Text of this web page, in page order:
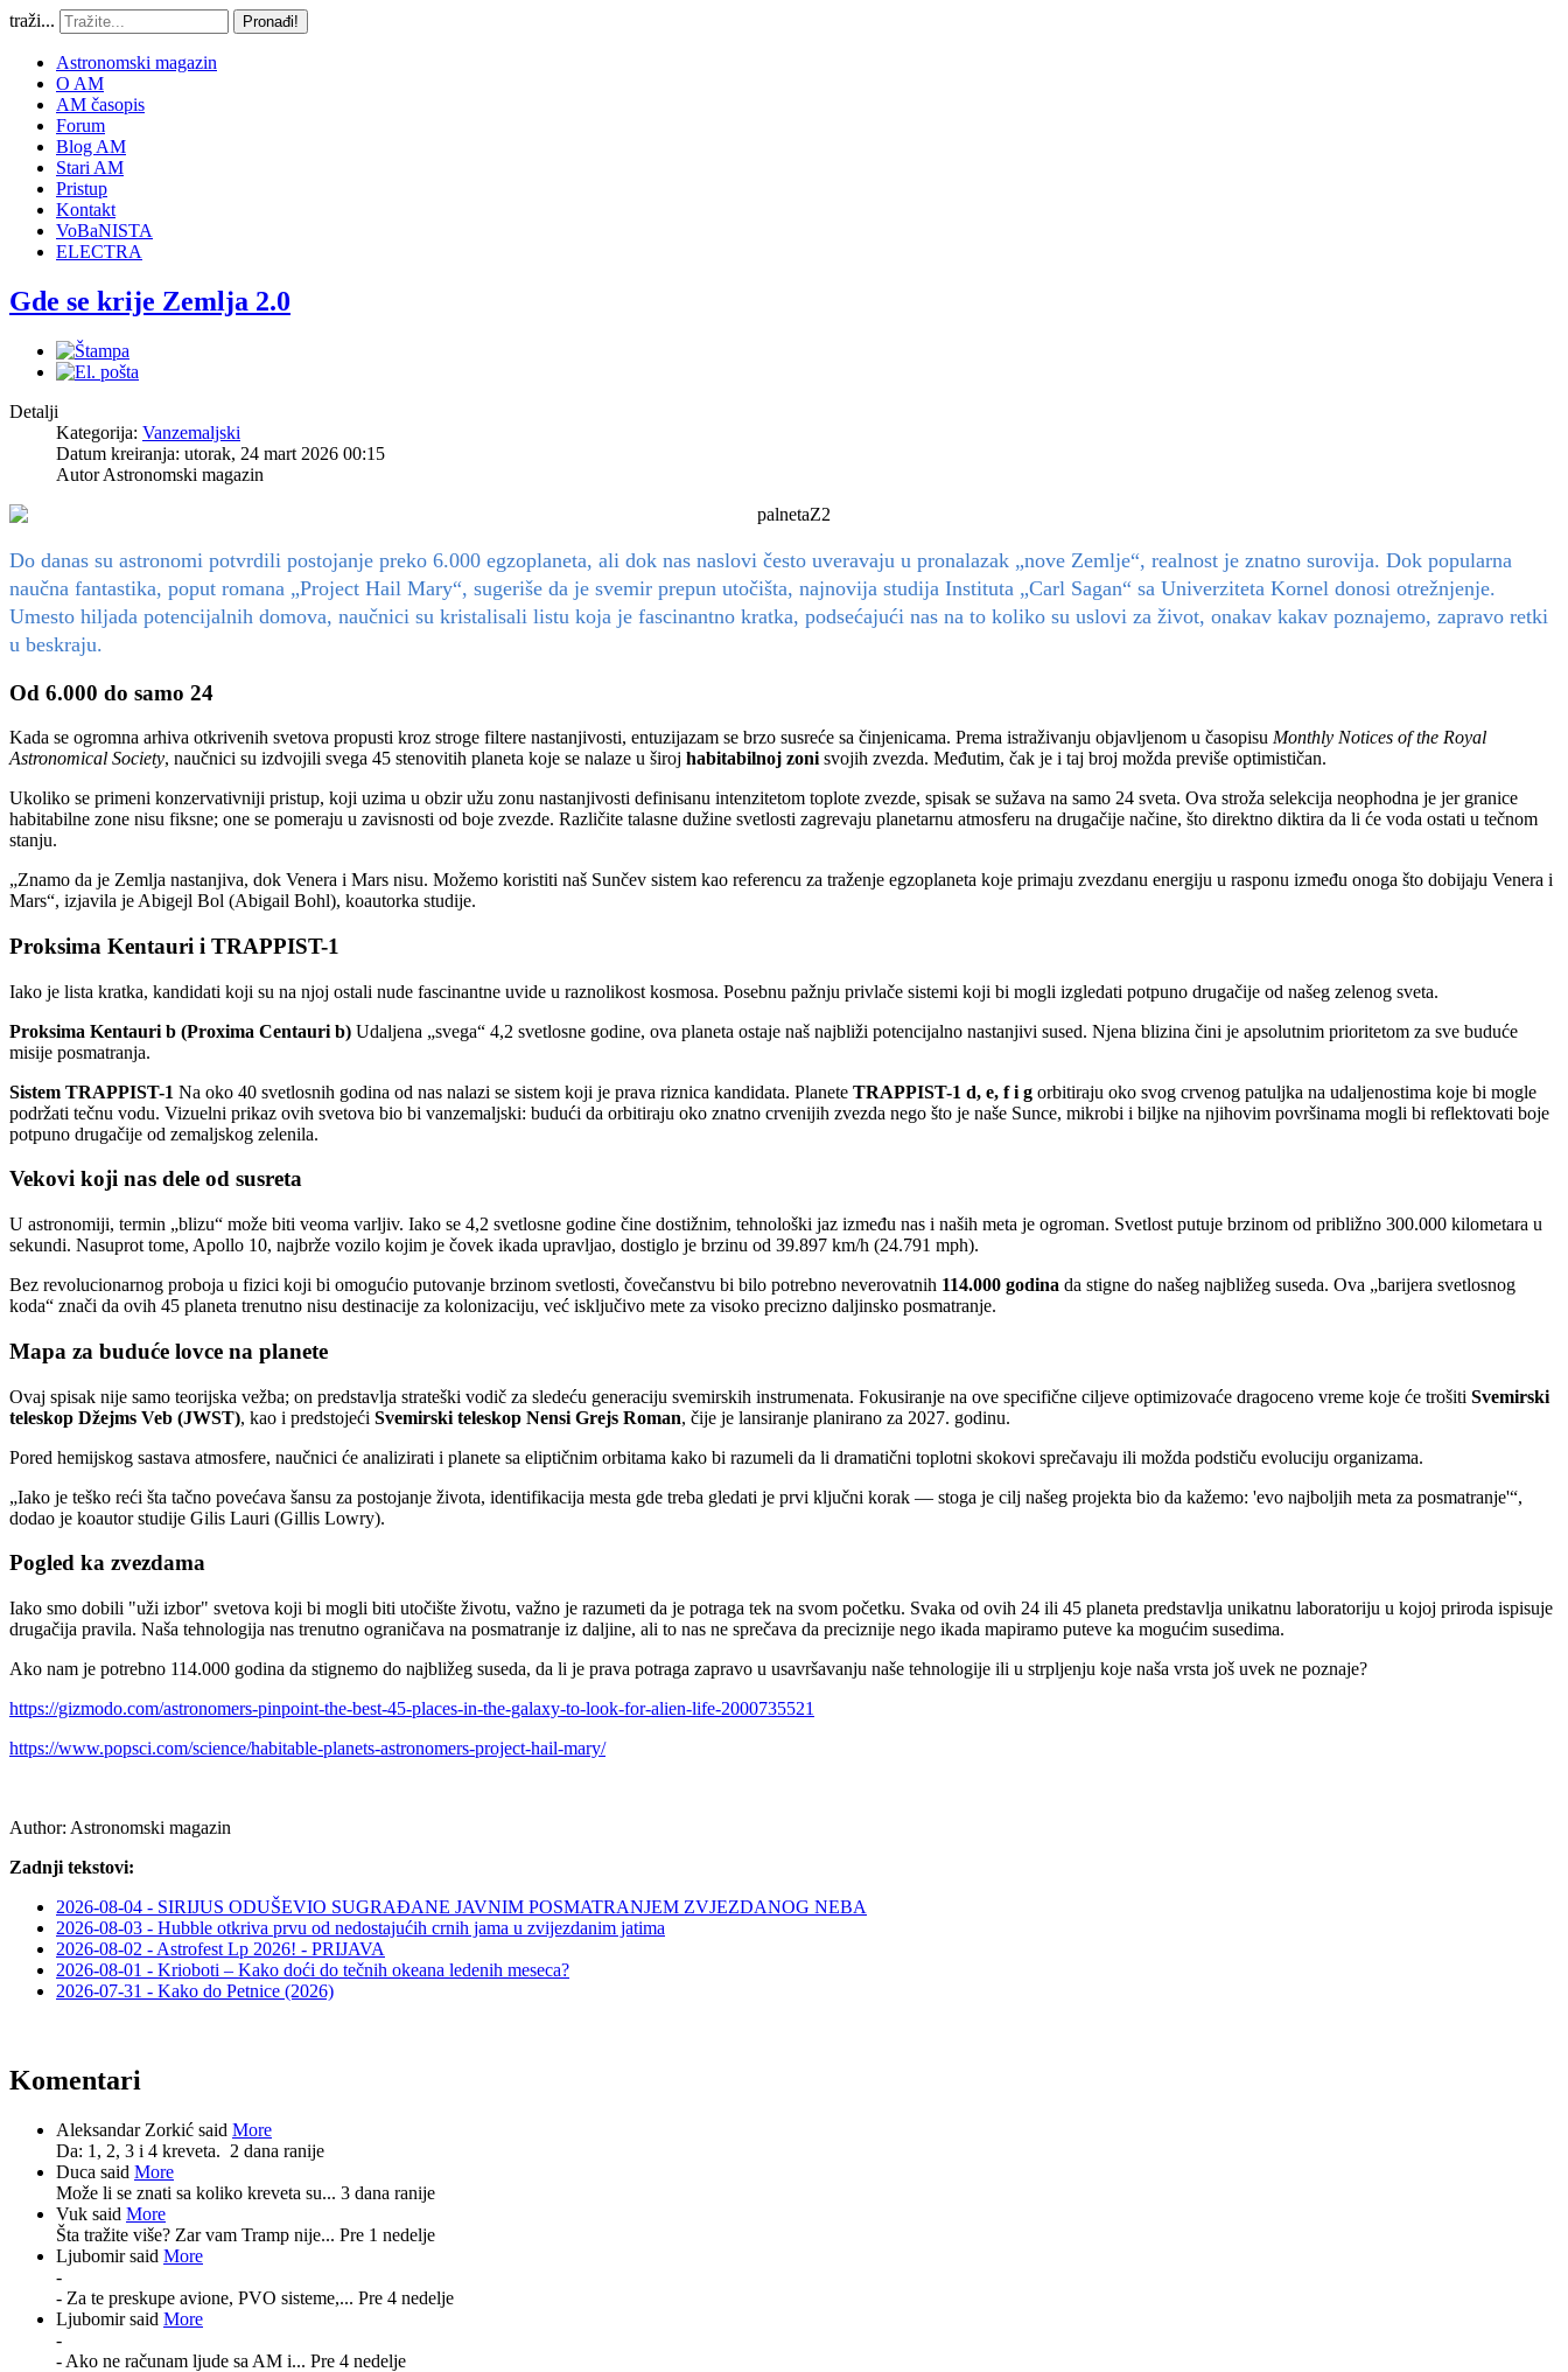
traži... Pronađi!
Astronomski magazin
O AM
AM časopis
Forum
Blog AM
Stari AM
Pristup
Kontakt
VoBaNISTA
ELECTRA
Gde se krije Zemlja 2.0
Detalji
Kategorija: Vanzemaljski
Datum kreiranja: utorak, 24 mart 2026 00:15
AutorAstronomski magazin
Do danas su astronomi potvrdili postojanje preko 6.000 egzoplaneta, ali dok nas naslovi često uveravaju u pronalazak „nove Zemlje“, realnost je znatno surovija. Dok popularna
naučna fantastika, poput romana „Project Hail Mary“, sugeriše da je svemir prepun utočišta, najnovija studija Instituta „Carl Sagan“ sa Univerziteta Kornel donosi otrežnjenje.
Umesto hiljada potencijalnih domova, naučnici su kristalisali listu koja je fascinantno kratka, podsećajući nas na to koliko su uslovi za život, onakav kakav poznajemo, zapravo retki
u beskraju.
Od 6.000 do samo 24
Kada se ogromna arhiva otkrivenih svetova propusti kroz stroge filtere nastanjivosti, entuzijazam se brzo susreće sa činjenicama. Prema istraživanju objavljenom u časopisu Monthly Notices of the Royal
Astronomical Society, naučnici su izdvojili svega 45 stenovitih planeta koje se nalaze u široj habitabilnoj zoni svojih zvezda. Međutim, čak je i taj broj možda previše optimističan.
Ukoliko se primeni konzervativniji pristup, koji uzima u obzir užu zonu nastanjivosti definisanu intenzitetom toplote zvezde, spisak se sužava na samo 24 sveta. Ova stroža selekcija neophodna je jer granice
habitabilne zone nisu fiksne; one se pomeraju u zavisnosti od boje zvezde. Različite talasne dužine svetlosti zagrevaju planetarnu atmosferu na drugačije načine, što direktno diktira da li će voda ostati u tečnom
stanju.
„Znamo da je Zemlja nastanjiva, dok Venera i Mars nisu. Možemo koristiti naš Sunčev sistem kao referencu za traženje egzoplaneta koje primaju zvezdanu energiju u rasponu između onoga što dobijaju Venera i
Mars“, izjavila je Abigejl Bol (Abigail Bohl), koautorka studije.
Proksima Kentauri i TRAPPIST-1
Iako je lista kratka, kandidati koji su na njoj ostali nude fascinantne uvide u raznolikost kosmosa. Posebnu pažnju privlače sistemi koji bi mogli izgledati potpuno drugačije od našeg zelenog sveta.
Proksima Kentauri b (Proxima Centauri b) Udaljena „svega“ 4,2 svetlosne godine, ova planeta ostaje naš najbliži potencijalno nastanjivi sused. Njena blizina čini je apsolutnim prioritetom za sve buduće
misije posmatranja.
Sistem TRAPPIST-1 Na oko 40 svetlosnih godina od nas nalazi se sistem koji je prava riznica kandidata. Planete TRAPPIST-1 d, e, f i g orbitiraju oko svog crvenog patuljka na udaljenostima koje bi mogle
podržati tečnu vodu. Vizuelni prikaz ovih svetova bio bi vanzemaljski: budući da orbitiraju oko znatno crvenijih zvezda nego što je naše Sunce, mikrobi i biljke na njihovim površinama mogli bi reflektovati boje
potpuno drugačije od zemaljskog zelenila.
Vekovi koji nas dele od susreta
U astronomiji, termin „blizu“ može biti veoma varljiv. Iako se 4,2 svetlosne godine čine dostižnim, tehnološki jaz između nas i naših meta je ogroman. Svetlost putuje brzinom od približno 300.000 kilometara u
sekundi. Nasuprot tome, Apollo 10, najbrže vozilo kojim je čovek ikada upravljao, dostiglo je brzinu od 39.897 km/h (24.791 mph).
Bez revolucionarnog proboja u fizici koji bi omogućio putovanje brzinom svetlosti, čovečanstvu bi bilo potrebno neverovatnih 114.000 godina da stigne do našeg najbližeg suseda. Ova „barijera svetlosnog
koda“ znači da ovih 45 planeta trenutno nisu destinacije za kolonizaciju, već isključivo mete za visoko precizno daljinsko posmatranje.
Mapa za buduće lovce na planete
Ovaj spisak nije samo teorijska vežba; on predstavlja strateški vodič za sledeću generaciju svemirskih instrumenata. Fokusiranje na ove specifične ciljeve optimizovaće dragoceno vreme koje će trošiti Svemirski
teleskop Džejms Veb (JWST), kao i predstojeći Svemirski teleskop Nensi Grejs Roman, čije je lansiranje planirano za 2027. godinu.
Pored hemijskog sastava atmosfere, naučnici će analizirati i planete sa eliptičnim orbitama kako bi razumeli da li dramatični toplotni skokovi sprečavaju ili možda podstiču evoluciju organizama.
„Iako je teško reći šta tačno povećava šansu za postojanje života, identifikacija mesta gde treba gledati je prvi ključni korak — stoga je cilj našeg projekta bio da kažemo: 'evo najboljih meta za posmatranje'“,
dodao je koautor studije Gilis Lauri (Gillis Lowry).
Pogled ka zvezdama
Iako smo dobili "uži izbor" svetova koji bi mogli biti utočište životu, važno je razumeti da je potraga tek na svom početku. Svaka od ovih 24 ili 45 planeta predstavlja unikatnu laboratoriju u kojoj priroda ispisuje
drugačija pravila. Naša tehnologija nas trenutno ograničava na posmatranje iz daljine, ali to nas ne sprečava da preciznije nego ikada mapiramo puteve ka mogućim susedima.
Ako nam je potrebno 114.000 godina da stignemo do najbližeg suseda, da li je prava potraga zapravo u usavršavanju naše tehnologije ili u strpljenju koje naša vrsta još uvek ne poznaje?
https://gizmodo.com/astronomers-pinpoint-the-best-45-places-in-the-galaxy-to-look-for-alien-life-2000735521
https://www.popsci.com/science/habitable-planets-astronomers-project-hail-mary/
Author: Astronomski magazin
Zadnji tekstovi:
2026-08-04 - SIRIJUS ODUŠEVIO SUGRAĐANE JAVNIM POSMATRANJEM ZVJEZDANOG NEBA
2026-08-03 - Hubble otkriva prvu od nedostajućih crnih jama u zvijezdanim jatima
2026-08-02 - Astrofest Lp 2026! - PRIJAVA
2026-08-01 - Krioboti – Kako doći do tečnih okeana ledenih meseca?
2026-07-31 - Kako do Petnice (2026)
Komentari
Aleksandar Zorkić said More
Da: 1, 2, 3 i 4 kreveta. 2 dana ranije
Duca said More
Može li se znati sa koliko kreveta su... 3 dana ranije
Vuk said More
Šta tražite više? Zar vam Tramp nije... Pre 1 nedelje
Ljubomir said More
-
- Za te preskupe avione, PVO sisteme,... Pre 4 nedelje
Ljubomir said More
-
- Ako ne računam ljude sa AM i... Pre 4 nedelje